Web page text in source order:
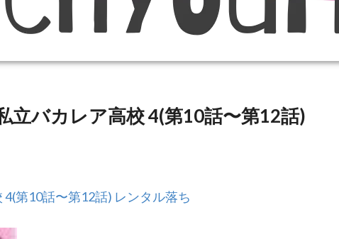
立バカレア高校 4(第10話〜第12話)
第10話〜第12話) レンタル落ち